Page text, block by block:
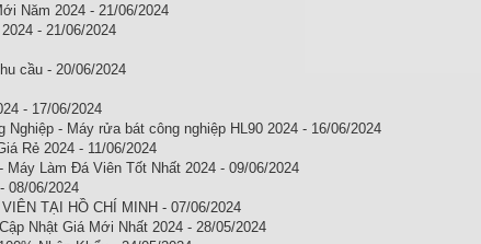
Năm 2024 - 21/06/2024
- 21/06/2024
cầu - 20/06/2024
- 17/06/2024
- Máy rửa bát công nghiệp HL90 2024 - 16/06/2024
Rẻ 2024 - 11/06/2024
Làm Đá Viên Tốt Nhất 2024 - 09/06/2024
08/06/2024
TẠI HỒ CHÍ MINH - 07/06/2024
Nhật Giá Mới Nhất 2024 - 28/05/2024